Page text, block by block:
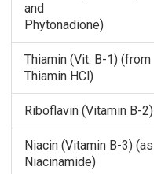
and
Phytonadione)
Thiamin (Vit. B-1) (from
Thiamin HCl)
Riboflavin (Vitamin B-2)
Niacin (Vitamin B-3) (as
Niacinamide)